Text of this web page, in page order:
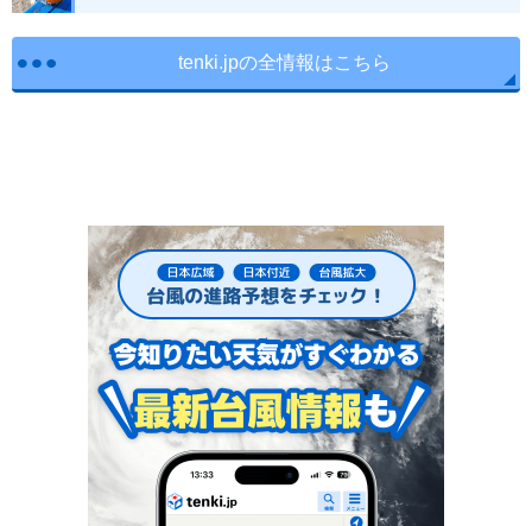
tenki.jpの全情報はこちら